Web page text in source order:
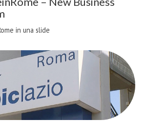
in una slide